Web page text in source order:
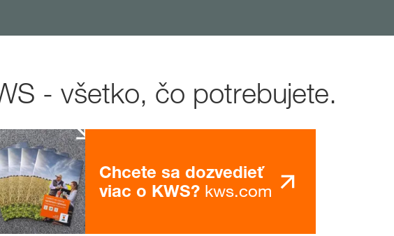
- všetko, čo potrebujete.
Chcete sa dozvedieť
viac o KWS? kws.com